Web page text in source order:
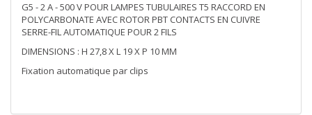
G5 - 2 A - 500 V POUR LAMPES TUBULAIRES T5 RACCORD EN
POLYCARBONATE AVEC ROTOR PBT CONTACTS EN CUIVRE
SERRE-FIL AUTOMATIQUE POUR 2 FILS
DIMENSIONS : H 27,8 X L 19 X P 10 MM
Fixation automatique par clips